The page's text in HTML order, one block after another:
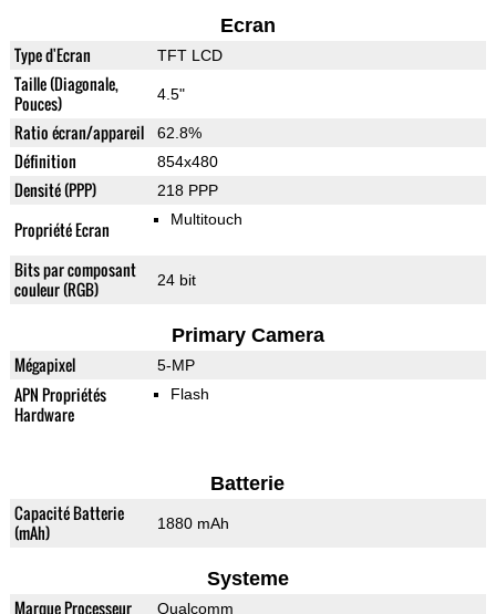
Ecran
Type d'Ecran TFT LCD
Taille (Diagonale,
Pouces)
4.5"
Ratio écran/appareil 62.8%
Définition 854x480
Densité (PPP) 218 PPP
Propriété Ecran Multitouch
Bits par composant
couleur (RGB)
24 bit
Primary Camera
Mégapixel 5-MP
APN Propriétés
Hardware
Flash
Batterie
Capacité Batterie
(mAh)
1880 mAh
Systeme
Marque Processeur Qualcomm